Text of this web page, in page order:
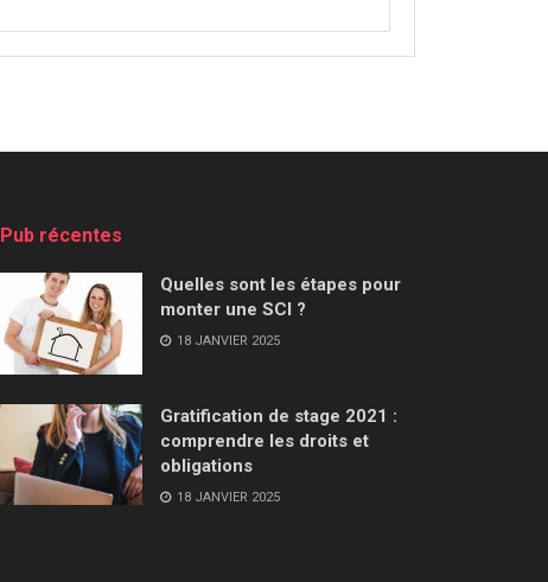
Pub récentes
Quelles sont les étapes pour
monter une SCI ?
18 JANVIER 2025
Gratification de stage 2021 :
comprendre les droits et
obligations
18 JANVIER 2025